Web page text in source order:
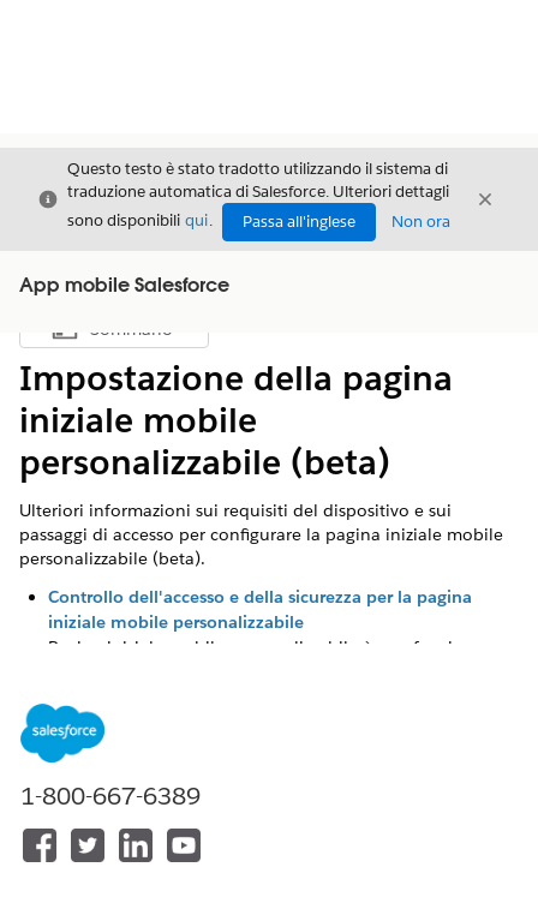
Chiudi
Questo testo è stato tradotto utilizzando il sistema di
traduzione automatica di Salesforce. Ulteriori dettagli
sono disponibili qui. Passa all'inglese Non ora
Chiudi
App mobile Salesforce
Mostra sommario
Sommario
Impostazione della pagina
iniziale mobile
personalizzabile (beta)
Ulteriori informazioni sui requisiti del dispositivo e sui
passaggi di accesso per configurare la pagina iniziale mobile
personalizzabile (beta).
Controllo dell'accesso e della sicurezza per la pagina
iniziale mobile personalizzabile
Pagina iniziale mobile personalizzabile è una funzione
Limitazioni della pagina iniziale mobile personalizzabile
Tenere presenti queste limitazioni quando si utilizza
questa funzione.
Avvio della pagina iniziale mobile personalizzabile
Accedere alla pagina iniziale mobile personalizzabile
avviandola dall'app mobile Salesforce.
1-800-667-6389